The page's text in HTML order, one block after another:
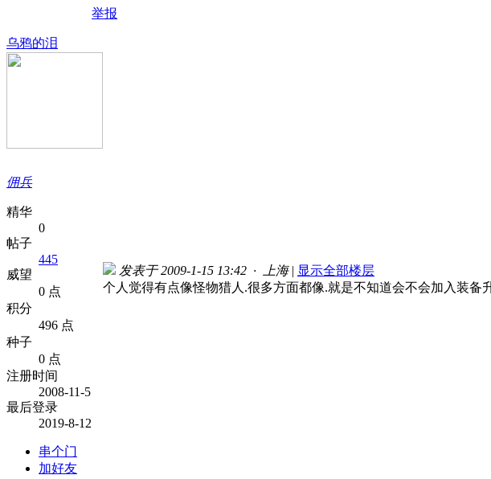
举报
乌鸦的泪
佣兵
精华
0
帖子
445
威望
0 点
积分
496 点
种子
0 点
注册时间
2008-11-5
最后登录
2019-8-12
串个门
加好友
发表于 2009-1-15 13:42 · 上海 | 显示全部楼层
个人觉得有点像怪物猎人.很多方面都像.就是不知道会不会加入装